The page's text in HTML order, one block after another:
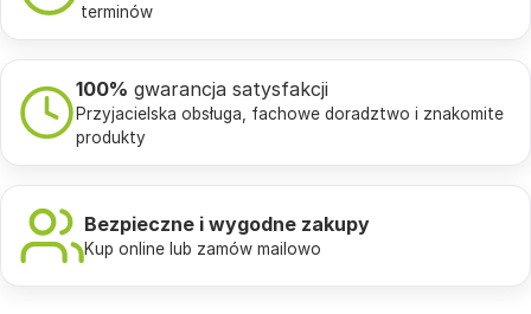
terminów
100% gwarancja satysfakcji
Przyjacielska obsługa, fachowe doradztwo i znakomite
produkty
Bezpieczne i wygodne zakupy
Kup online lub zamów mailowo